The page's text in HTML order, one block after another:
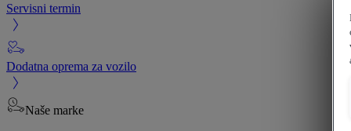
Servisni termin
Dodatna oprema za vozilo
Naše marke